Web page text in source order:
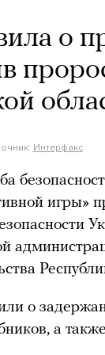
о
Интерфакс
игры»
о
а